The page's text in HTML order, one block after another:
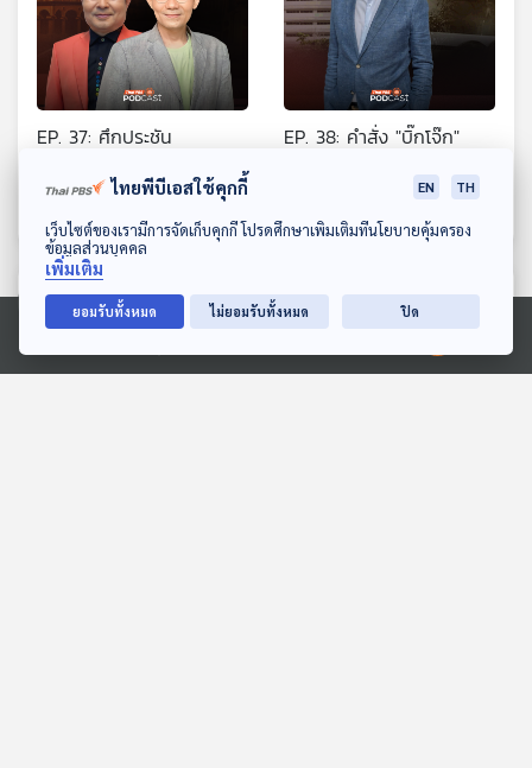
ดาวน์โหลด Thai PBS Podcast Application
Ⓒ 2020 องค์การกระจายเสียงและแพร่ภาพสาธารณะแห่งประเทศไทย
EP. 37: ศึกประชัน
"รัฐมนตรีคนนอก" หมัดเด็ด
เลือกตั้ง 2569 ?
ตอบโจทย์
EP. 38: คำสั่ง "บิ๊กโจ๊ก"
"ชอบด้วยกฎหมาย"
ตอนที่เกี่ยวข้อง
ไทยพีบีเอสใช้คุกกี้ EN TH
เว็บไซต์ของเรามีการจัดเก็บคุกกี้ โปรดศึกษาเพิ่มเติมที่นโยบายคุ้มครอง
ข้อมูลส่วนบุคคล
เพิ่มเติม
ยอมรับทั้งหมด ไม่ยอมรับทั้งหมด ปิด